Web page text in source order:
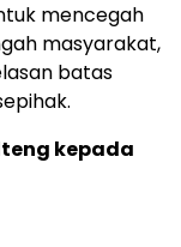
mencegah
masyarakat,
batas
kepada